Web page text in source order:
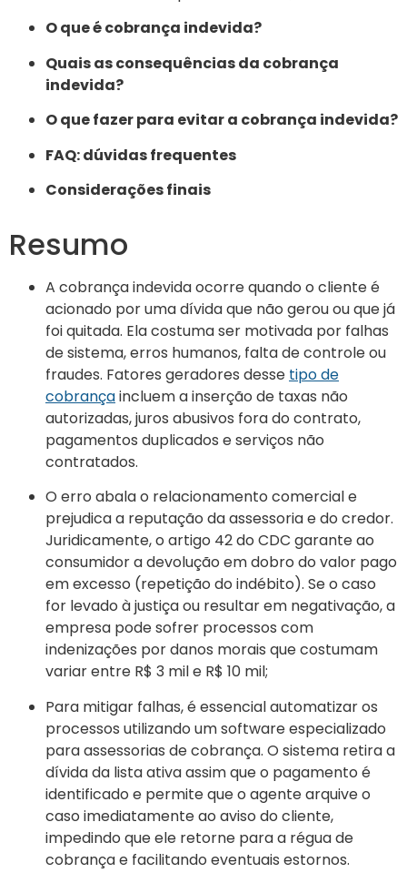
O que é cobrança indevida?
Quais as consequências da cobrança
indevida?
O que fazer para evitar a cobrança indevida?
FAQ: dúvidas frequentes
Considerações finais
Resumo
A cobrança indevida ocorre quando o cliente é
acionado por uma dívida que não gerou ou que já
foi quitada. Ela costuma ser motivada por falhas
de sistema, erros humanos, falta de controle ou
fraudes. Fatores geradores desse tipo de
cobrançaincluem a inserção de taxas não
autorizadas, juros abusivos fora do contrato,
pagamentos duplicados e serviços não
contratados.
O erro abala o relacionamento comercial e
prejudica a reputação da assessoria e do credor.
Juridicamente, o artigo 42 do CDC garante ao
consumidor a devolução em dobro do valor pago
em excesso (repetição do indébito). Se o caso
for levado à justiça ou resultar em negativação, a
empresa pode sofrer processos com
indenizações por danos morais que costumam
variar entre R$ 3 mil e R$ 10 mil;
Para mitigar falhas, é essencial automatizar os
processos utilizando um software especializado
para assessorias de cobrança. O sistema retira a
dívida da lista ativa assim que o pagamento é
identificado e permite que o agente arquive o
caso imediatamente ao aviso do cliente,
impedindo que ele retorne para a régua de
cobrança e facilitando eventuais estornos.